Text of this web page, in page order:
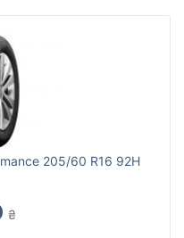
205/60 R16 92H
₴